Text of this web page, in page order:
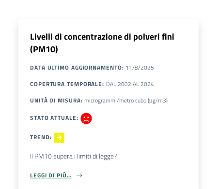
Livelli di concentrazione di polveri fini
(PM10)
DATA ULTIMO AGGIORNAMENTO: 11/8/2025
COPERTURA TEMPORALE: DAL 2002 AL 2024
UNITÀ DI MISURA: microgrammi/metro cubo (μg/m3)
STATO ATTUALE:
TREND:
Il PM10 supera i limiti di legge?
LEGGI DI PIÙ…